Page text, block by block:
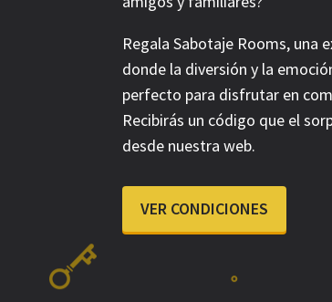
Regala Sabotaje Rooms, una
donde la diversión y la
perfecto para disfrutar en
Recibirás un código que el
desde nuestra web.
VER CONDICIONES